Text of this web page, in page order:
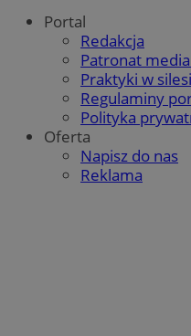
Portal
Redakcja
Patronat
Praktyki w
Regulaminy
Polityka
Oferta
Napisz do nas
Reklama